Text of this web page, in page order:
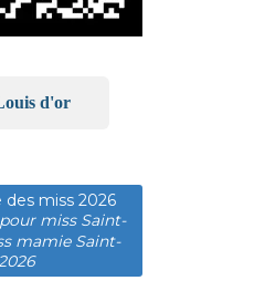
d'or
des miss 2026
miss Saint-
mamie Saint-